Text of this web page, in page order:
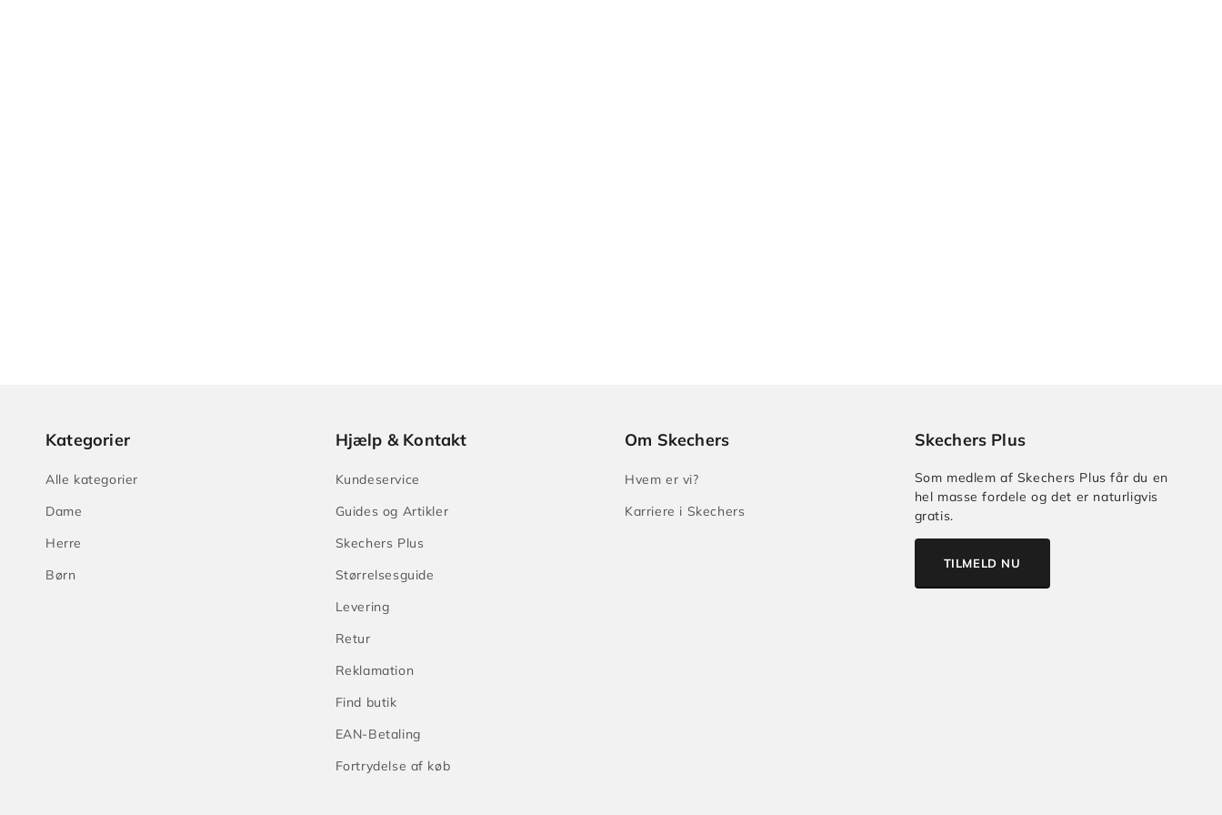
Kategorier
Alle kategorier
Dame
Herre
Børn
Hjælp & Kontakt
Kundeservice
Guides og Artikler
Skechers Plus
Størrelsesguide
Levering
Retur
Reklamation
Find butik
EAN-Betaling
Fortrydelse af køb
Om Skechers
Hvem er vi?
Karriere i Skechers
Skechers Plus
Som medlem af Skechers Plus får du en
hel masse fordele og det er naturligvis
gratis.
TILMELD NU